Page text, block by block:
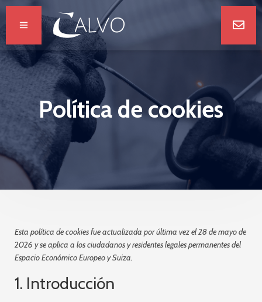
Política de cookies
Esta política de cookies fue actualizada por última vez el 28 de mayo de
2026 y se aplica a los ciudadanos y residentes legales permanentes del
Espacio Económico Europeo y Suiza.
1. Introducción